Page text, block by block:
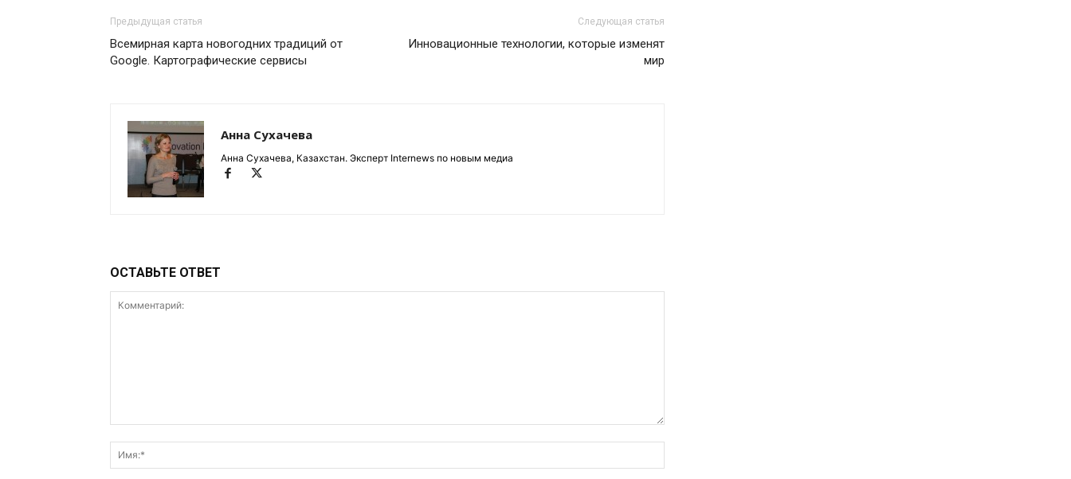
Предыдущая статья
Всемирная карта новогодних традиций от
Google. Картографические сервисы
Следующая статья
Инновационные технологии, которые изменят
мир
Анна Сухачева
Анна Сухачева, Казахстан. Эксперт Internews по новым медиа
ОСТАВЬТЕ ОТВЕТ